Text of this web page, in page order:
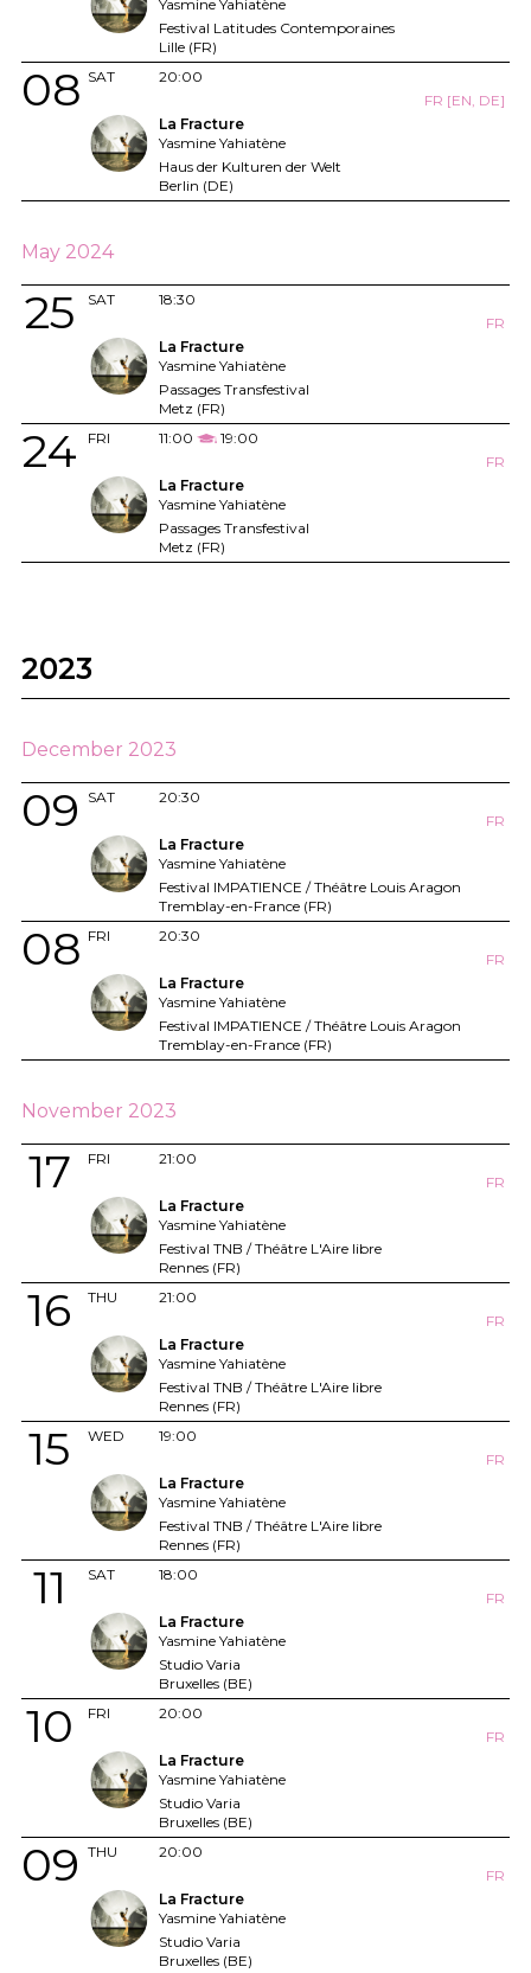
Yasmine Yahiatène
Festival Latitudes Contemporaines
Lille (FR)
SAT
08
20:00
FR [EN, DE]
La Fracture
Yasmine Yahiatène
Haus der Kulturen der Welt
Berlin (DE)
May 2024
SAT
25
18:30
FR
La Fracture
Yasmine Yahiatène
Passages Transfestival
Metz (FR)
FRI
24 11:00
19:00
FR
La Fracture
Yasmine Yahiatène
Passages Transfestival
Metz (FR)
2023
December 2023
SAT
09
20:30
FR
La Fracture
Yasmine Yahiatène
Festival IMPATIENCE / Théâtre Louis Aragon
Tremblay-en-France (FR)
FRI
08
20:30
FR
La Fracture
Yasmine Yahiatène
Festival IMPATIENCE / Théâtre Louis Aragon
Tremblay-en-France (FR)
November 2023
FRI
17
21:00
FR
La Fracture
Yasmine Yahiatène
Festival TNB / Théâtre L'Aire libre
Rennes (FR)
THU
16
21:00
FR
La Fracture
Yasmine Yahiatène
Festival TNB / Théâtre L'Aire libre
Rennes (FR)
WED
15
19:00
FR
La Fracture
Yasmine Yahiatène
Festival TNB / Théâtre L'Aire libre
Rennes (FR)
SAT
11
18:00
FR
La Fracture
Yasmine Yahiatène
Studio Varia
Bruxelles (BE)
FRI
10
20:00
FR
La Fracture
Yasmine Yahiatène
Studio Varia
Bruxelles (BE)
THU
09
20:00
FR
La Fracture
Yasmine Yahiatène
Studio Varia
Bruxelles (BE)